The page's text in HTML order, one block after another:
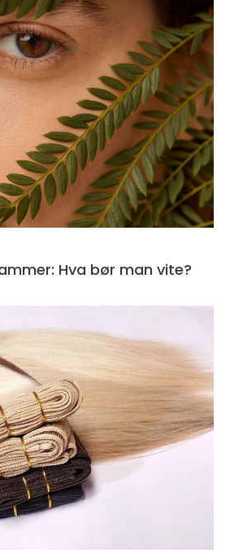
Hva bør man vite?